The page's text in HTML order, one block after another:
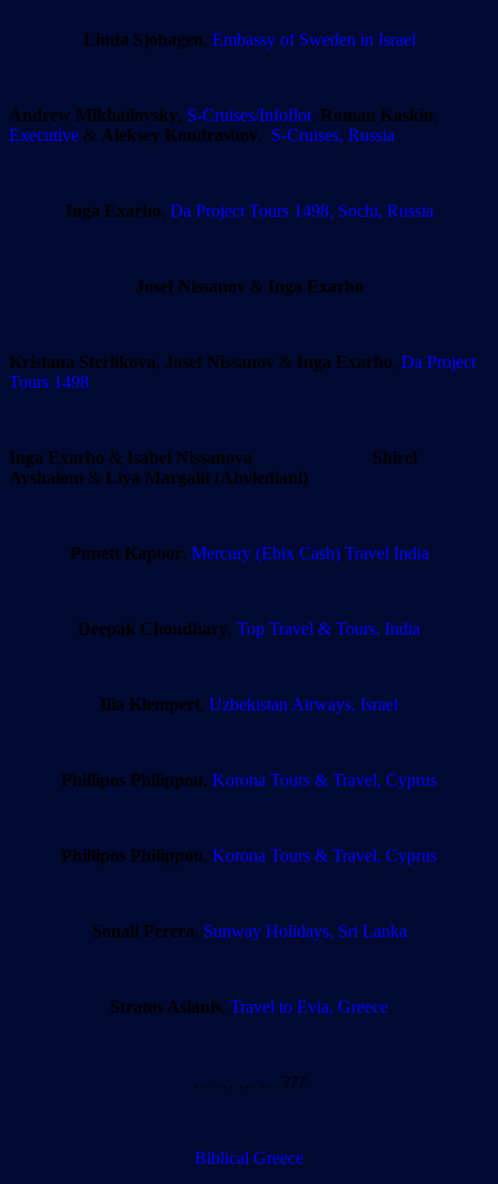
Linda Sjohagen, Embassy of Sweden in Israel
Andrew Mikhailovsky, S-Cruises/Infoflot, Roman Kaskin,
Executive & Aleksey Kondrashov, S-Cruises, Russia
Inga Exarho, Da Project Tours 1498, Sochi, Russia
Josef Nissanov& Inga Exarho
Kristana Sterlikova, Josef Nissanov & Inga Exarho, Da Project
Tours 1498
Inga Exarho & Isabel Nissanova
Shirel
Avshalom & Liya Margalit (Ahvlediani)
Punett Kapoor, Mercury (Ebix Cash) Travel India
Deepak Choudhary, Top Travel & Tours, India
Ilia Klempert, Uzbekistan Airways, Israel
Phillipos Philippou, Korona Tours & Travel, Cyprus
Phillipos Philippou, Korona Tours & Travel, Cyprus
Sonali Perera, Sunway Holidays, Sri Lanka
Stratos Aslanis, Travel to Evia, Greece
… … … … ???
Biblical Greece